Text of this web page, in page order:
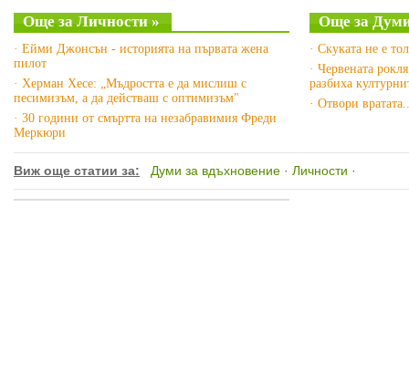
Още за Личности »
· Ейми Джонсън - историята на първата жена
пилот
· Херман Хесе: „Мъдростта е да мислиш с
песимизъм, а да действаш с оптимизъм"
· 30 години от смъртта на незабравимия Фреди
Меркюри
Още за
· Скуката не е
· Червената
разбиха
· Отвори
Виж още статии за: Думи за вдъхновение · Личности ·